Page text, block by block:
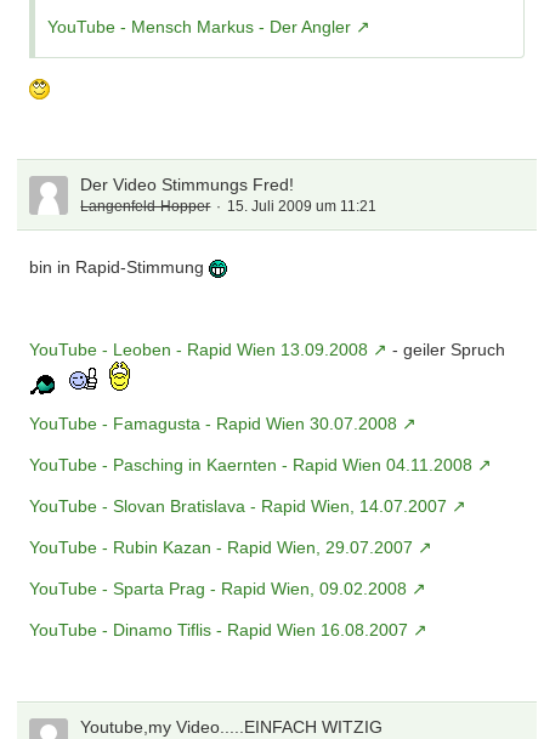
YouTube - Mensch Markus - Der Angler
Der Video Stimmungs Fred!
Langenfeld-Hopper 15. Juli 2009 um 11:21
bin in Rapid-Stimmung
YouTube - Leoben - Rapid Wien 13.09.2008 - geiler Spruch
YouTube - Famagusta - Rapid Wien 30.07.2008
YouTube - Pasching in Kaernten - Rapid Wien 04.11.2008
YouTube - Slovan Bratislava - Rapid Wien, 14.07.2007
YouTube - Rubin Kazan - Rapid Wien, 29.07.2007
YouTube - Sparta Prag - Rapid Wien, 09.02.2008
YouTube - Dinamo Tiflis - Rapid Wien 16.08.2007
Youtube,my Video.....EINFACH WITZIG